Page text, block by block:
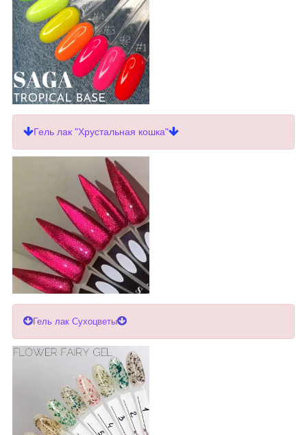
Гель лак "Хрустальная кошка"
Гель лак Сухоцветы